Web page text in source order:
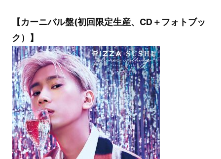
【カーニバル盤(初回限定生産、CD＋フォトブッ
ク）】